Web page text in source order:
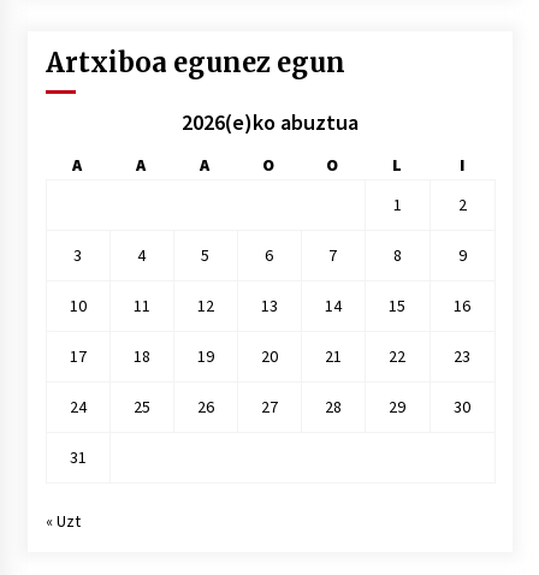
Artxiboa egunez egun
2026(e)ko abuztua
A A A O O L
I
1
2
3 4 5 6 7 8 9
10 11 12 13 14 15 16
17 18 19 20 21 22 23
24 25 26 27 28 29 30
31
« Uzt